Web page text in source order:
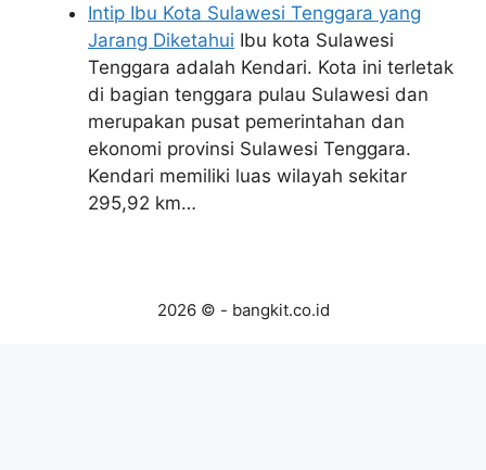
Intip Ibu Kota Sulawesi Tenggara yang
Jarang Diketahui Ibu kota Sulawesi
Tenggara adalah Kendari. Kota ini terletak
di bagian tenggara pulau Sulawesi dan
merupakan pusat pemerintahan dan
ekonomi provinsi Sulawesi Tenggara.
Kendari memiliki luas wilayah sekitar
295,92 km…
2026 © - bangkit.co.id